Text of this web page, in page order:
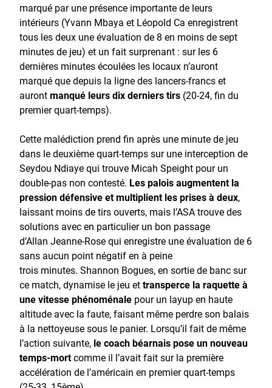
marqué par une présence importante de leurs
intérieurs (Yvann Mbaya et Léopold Ca enregistrent
tous les deux une évaluation de 8 en moins de sept
minutes de jeu) et un fait surprenant : sur les 6
dernières minutes écoulées les locaux n’auront
marqué que depuis la ligne des lancers-francs et
aurontmanqué leurs dix derniers tirs (20-24, fin du
premier quart-temps).
Cette malédiction prend fin après une minute de jeu
dans le deuxième quart-temps sur une interception de
Seydou Ndiaye qui trouve Micah Speight pour un
double-pas non contesté. Les palois augmentent la
pression défensive et multiplient les prises à deux,
laissant moins de tirs ouverts, mais l’ASA trouve des
solutions avec en particulier un bon passage
d’Allan Jeanne-Rose qui enregistre une évaluation de 6
sans aucun point négatif en à peine
trois minutes. Shannon Bogues, en sortie de banc sur
ce match, dynamise le jeu ettransperce la raquette à
une vitesse phénoménale pour un layup en haute
altitude avec la faute, faisant même perdre son balais
à la nettoyeuse sous le panier. Lorsqu’il fait de même
l’action suivante, le coach béarnais pose un nouveau
temps-mortcomme il l’avait fait sur la première
accélération de l’américain en premier quart-temps